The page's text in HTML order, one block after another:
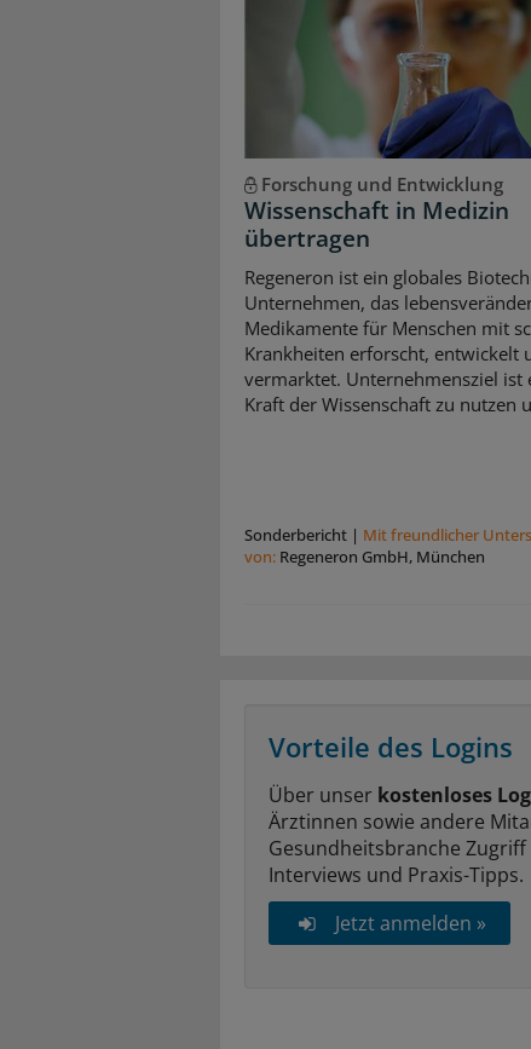
Forschung und Entwicklung
Wissenschaft in Medizin
übertragen
Regeneron ist ein globales
Unternehmen, das
Medikamente für Menschen mit
Krankheiten erforscht, entwickelt
vermarktet. Unternehmensziel ist
Kraft der Wissenschaft zu nutzen
Sonderbericht | Mit freundlicher
von: Regeneron GmbH, München
Vorteile des Logins
Über unser kostenloses
Ärztinnen sowie andere
Gesundheitsbranche
Interviews und Praxis-Tipps.
Jetzt anmelden »